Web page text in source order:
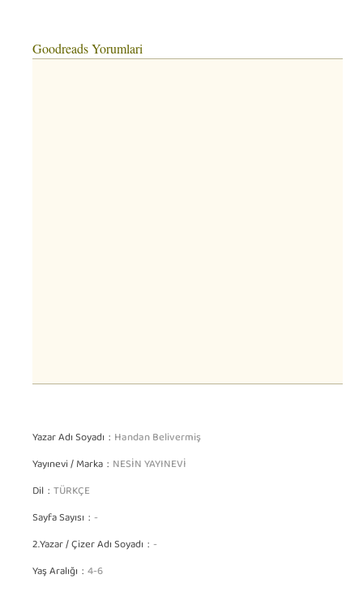
Goodreads Yorumlari
Yazar Adı Soyadı Handan Belivermiş
Yayınevi / Marka NESİN YAYINEVİ
Dil TÜRKÇE
Sayfa Sayısı -
2.Yazar / Çizer Adı Soyadı -
Yaş Aralığı 4-6